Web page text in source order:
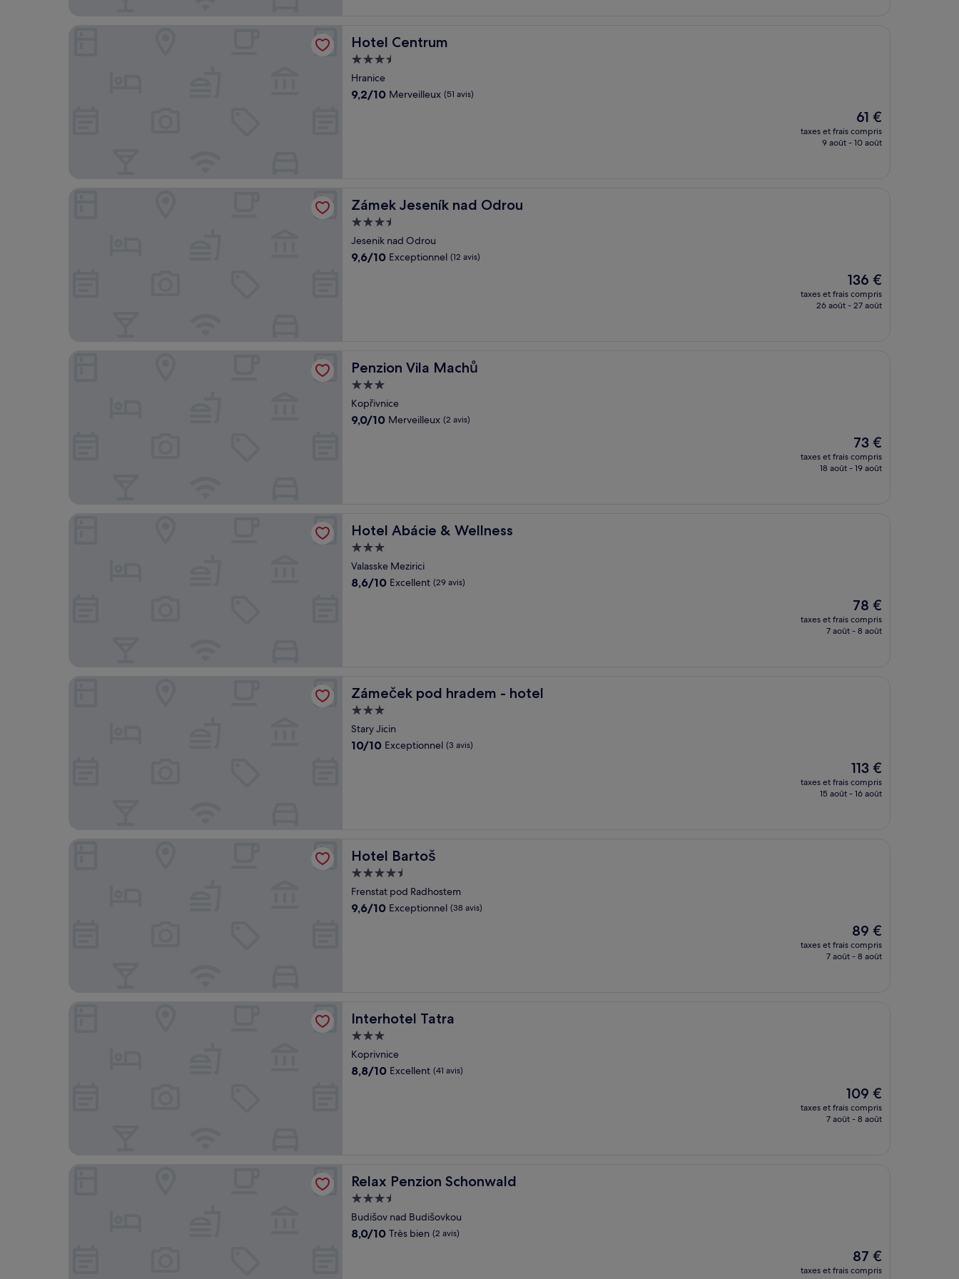
Hotel Centrum
Hotel Centrum
Hébergement
3.5 étoiles
Hranice
9.2
9,2/10 Merveilleux (51 avis)
Le
nouveau
prix
61 €
taxes et frais compris
9 août - 10 août
Zámek Jeseník nad Odrou
Zámek Jeseník nad Odrou
Hébergement
3.5 étoiles
Jesenik nad Odrou
9.6
9,6/10 Exceptionnel (12 avis)
Le
nouveau
prix
136 €
taxes et frais compris
26 août - 27 août
Penzion Vila Machů
Penzion Vila Machů
Hébergement
3.0 étoiles
Kopřivnice
9.0
9,0/10 Merveilleux (2 avis)
Le
nouveau
prix
73 €
taxes et frais compris
18 août - 19 août
Hotel Abácie & Wellness
Hotel Abácie & Wellness
Hébergement
3.0 étoiles
Valasske Mezirici
8.6
8,6/10 Excellent (29 avis)
Le
nouveau
prix
78 €
taxes et frais compris
7 août - 8 août
Zámeček pod hradem - hotel
Zámeček pod hradem - hotel
Hébergement
3.0 étoiles
Stary Jicin
10.0
10/10 Exceptionnel (3 avis)
Le
nouveau
prix
113 €
taxes et frais compris
15 août - 16 août
Hotel Bartoš
Hotel Bartoš
Hébergement
4.5 étoiles
Frenstat pod Radhostem
9.6
9,6/10 Exceptionnel (38 avis)
Le
nouveau
prix
89 €
taxes et frais compris
7 août - 8 août
Interhotel Tatra
Interhotel Tatra
Hébergement
3.0 étoiles
Koprivnice
8.8
8,8/10 Excellent (41 avis)
Le
nouveau
prix
109 €
taxes et frais compris
7 août - 8 août
Relax Penzion Schonwald
Relax Penzion Schonwald
Hébergement
3.5 étoiles
Budišov nad Budišovkou
8.0
8,0/10 Très bien (2 avis)
Le
nouveau
87 €
taxes et frais compris